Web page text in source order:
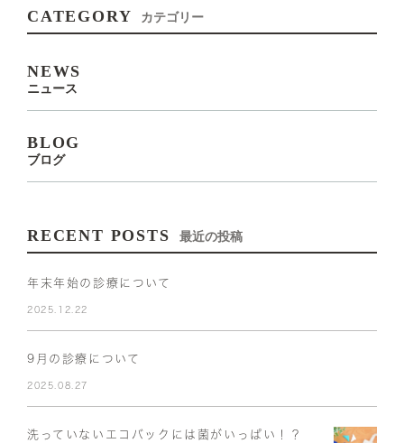
CATEGORY カテゴリー
NEWS
ニュース
BLOG
ブログ
RECENT POSTS 最近の投稿
年末年始の診療について
2025.12.22
9月の診療について
2025.08.27
洗っていないエコバックには菌がいっぱい！？